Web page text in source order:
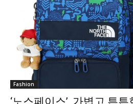
Fashion
‘노스페이스’, 가볍고 튼